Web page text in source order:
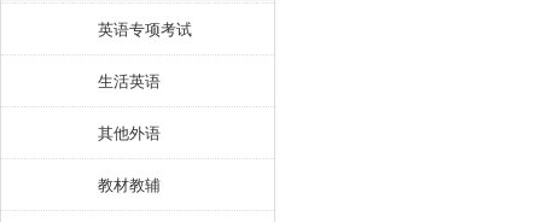
英语专项考试
生活英语
其他外语
教材教辅